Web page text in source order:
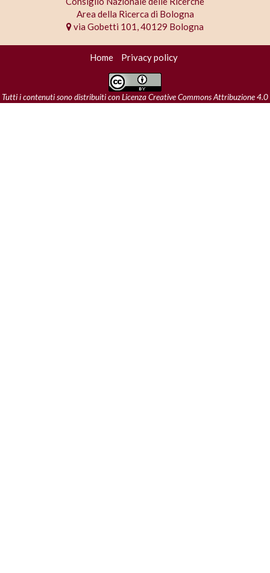
Area della Ricerca di Bologna
via Gobetti 101, 40129 Bologna
Home Privacy policy
Tutti i contenuti sono distribuiti conLicenza Creative Commons Attribuzione 4.0